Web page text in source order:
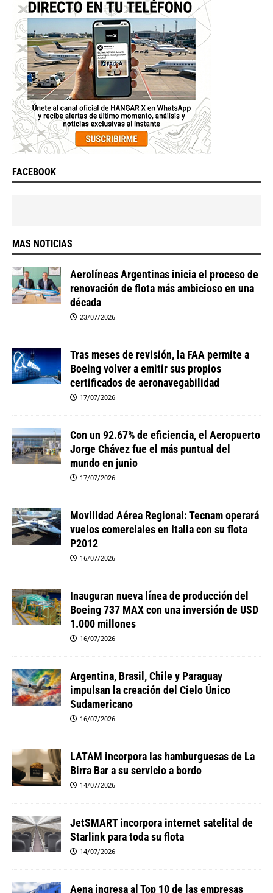
FACEBOOK
MAS NOTICIAS
Aerolíneas Argentinas inicia el proceso de
renovación de flota más ambicioso en una
década
23/07/2026
Tras meses de revisión, la FAA permite a
Boeing volver a emitir sus propios
certificados de aeronavegabilidad
17/07/2026
Con un 92.67% de eficiencia, el Aeropuerto
Jorge Chávez fue el más puntual del
mundo en junio
17/07/2026
Movilidad Aérea Regional: Tecnam operará
vuelos comerciales en Italia con su flota
P2012
16/07/2026
Inauguran nueva línea de producción del
Boeing 737 MAX con una inversión de USD
1.000 millones
16/07/2026
Argentina, Brasil, Chile y Paraguay
impulsan la creación del Cielo Único
Sudamericano
16/07/2026
LATAM incorpora las hamburguesas de La
Birra Bar a su servicio a bordo
14/07/2026
JetSMART incorpora internet satelital de
Starlink para toda su flota
14/07/2026
Aena ingresa al Top 10 de las empresas